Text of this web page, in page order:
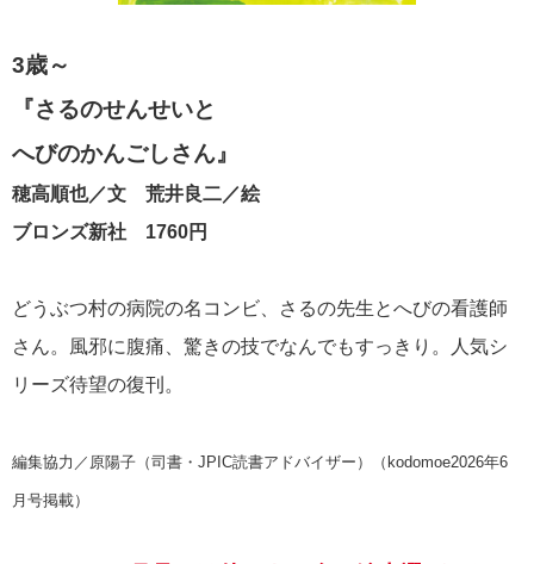
3歳～
『さるのせんせいと
へびのかんごしさん』
穂高順也／文 荒井良二／絵
ブロンズ新社 1760円
どうぶつ村の病院の名コンビ、さるの先生とへびの看護師
さん。風邪に腹痛、驚きの技でなんでもすっきり。人気シ
リーズ待望の復刊。
編集協力／原陽子（司書・JPIC読書アドバイザー）（kodomoe2026年6
月号掲載）